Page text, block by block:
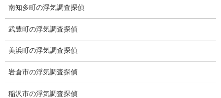
南知多町の浮気調査探偵
武豊町の浮気調査探偵
美浜町の浮気調査探偵
岩倉市の浮気調査探偵
稲沢市の浮気調査探偵